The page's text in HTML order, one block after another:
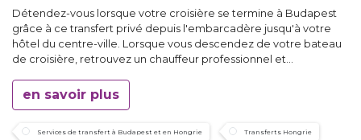
Détendez-vous lorsque votre croisière se termine à Budapest
grâce à ce transfert privé depuis l'embarcadère jusqu'à votre
hôtel du centre-ville. Lorsque vous descendez de votre bateau
de croisière, retrouvez un chauffeur professionnel et...
en savoir plus
Services de transfert à Budapest et en Hongrie Transferts Hongrie